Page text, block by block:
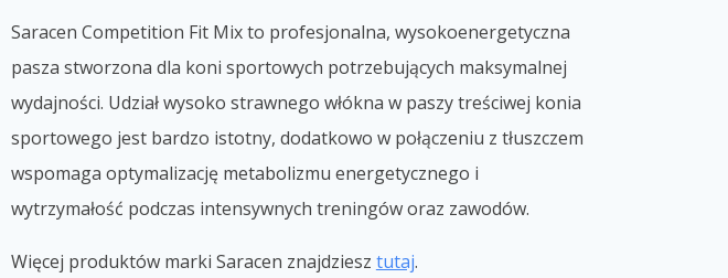
Saracen Competition Fit Mix to profesjonalna, wysokoenergetyczna
pasza stworzona dla koni sportowych potrzebujących maksymalnej
wydajności. Udział wysoko strawnego włókna w paszy treściwej konia
sportowego jest bardzo istotny, dodatkowo w połączeniu z tłuszczem
wspomaga optymalizację metabolizmu energetycznego i
wytrzymałość podczas intensywnych treningów oraz zawodów.
Więcej produktów marki Saracen znajdziesz tutaj.